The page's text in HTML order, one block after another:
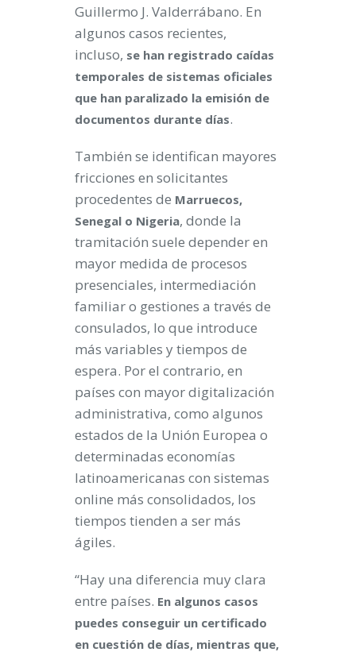
Guillermo J. Valderrábano. En
algunos casos recientes,
incluso, se han registrado caídas
temporales de sistemas oficiales
que han paralizado la emisión de
documentos durante días.
También se identifican mayores
fricciones en solicitantes
procedentes de Marruecos,
Senegal o Nigeria, donde la
tramitación suele depender en
mayor medida de procesos
presenciales, intermediación
familiar o gestiones a través de
consulados, lo que introduce
más variables y tiempos de
espera. Por el contrario, en
países con mayor digitalización
administrativa, como algunos
estados de la Unión Europea o
determinadas economías
latinoamericanas con sistemas
online más consolidados, los
tiempos tienden a ser más
ágiles.
“Hay una diferencia muy clara
entre países. En algunos casos
puedes conseguir un certificado
en cuestión de días, mientras que,